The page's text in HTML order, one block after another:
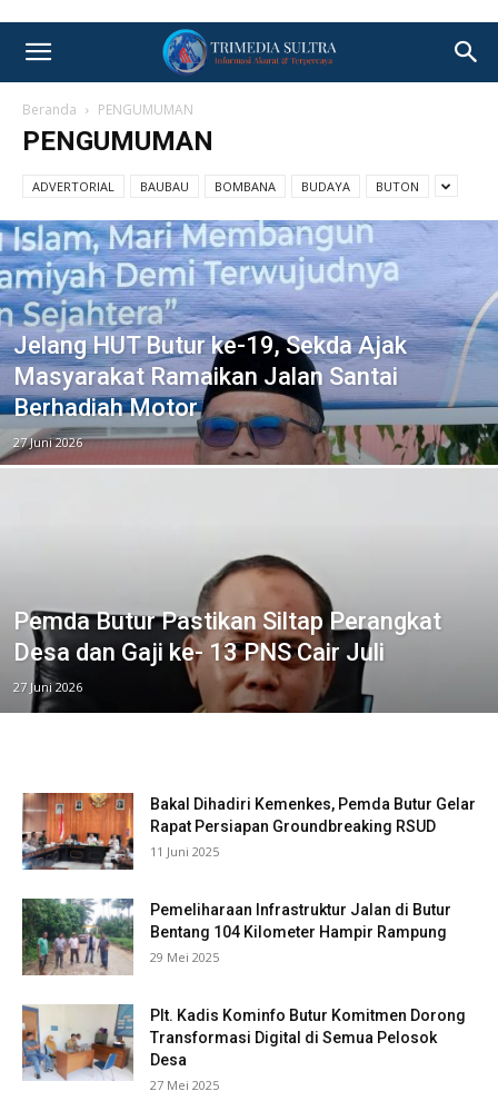
Beranda PENGUMUMAN
PENGUMUMAN
ADVERTORIAL BAUBAU BOMBANA BUDAYA BUTON
Jelang HUT Butur ke-19, Sekda Ajak
Masyarakat Ramaikan Jalan Santai
Berhadiah Motor
27 Juni 2026
Pemda Butur Pastikan Siltap Perangkat
Desa dan Gaji ke- 13 PNS Cair Juli
27 Juni 2026
Bakal Dihadiri Kemenkes, Pemda Butur Gelar
Rapat Persiapan Groundbreaking RSUD
11 Juni 2025
Pemeliharaan Infrastruktur Jalan di Butur
Bentang 104 Kilometer Hampir Rampung
29 Mei 2025
Plt. Kadis Kominfo Butur Komitmen Dorong
Transformasi Digital di Semua Pelosok
Desa
27 Mei 2025